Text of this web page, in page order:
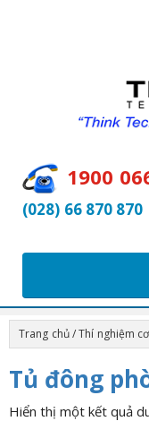
1900
(028) 66 870 870
Trang chủ/Thí nghiệm
Tủ đông
Hiển thị một kết quả